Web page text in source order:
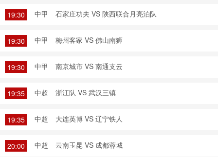
19:30 中甲 石家庄功夫 VS 陕西联合月亮泊队
19:30 中甲 梅州客家 VS 佛山南狮
19:30 中甲 南京城市 VS 南通支云
19:35 中超 浙江队 VS 武汉三镇
19:35 中超 大连英博 VS 辽宁铁人
20:00 中超 云南玉昆 VS 成都蓉城